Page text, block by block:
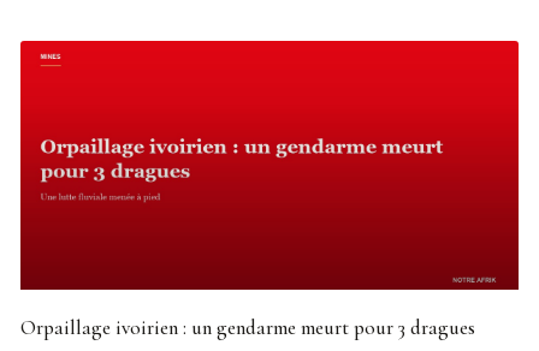
Orpaillage ivoirien : un gendarme meurt pour 3 dragues